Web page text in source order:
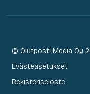
© Olutposti Media Oy
Evästeasetukset
Rekisteriseloste